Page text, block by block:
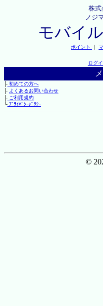
株式
ノジ
モバイ
ポイント ｜
ログ
├初めての方へ
├ よくあるお問い合わせ
├ご利用規約
└ﾌﾟﾗｲﾊﾞｼｰﾎﾟﾘｼｰ
©